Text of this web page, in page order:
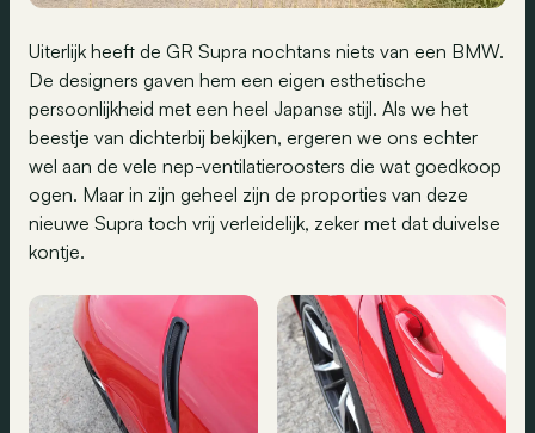
Uiterlijk heeft de GR Supra nochtans niets van een BMW.
De designers gaven hem een eigen esthetische
persoonlijkheid met een heel Japanse stijl. Als we het
beestje van dichterbij bekijken, ergeren we ons echter
wel aan de vele nep-ventilatieroosters die wat goedkoop
ogen. Maar in zijn geheel zijn de proporties van deze
nieuwe Supra toch vrij verleidelijk, zeker met dat duivelse
kontje.